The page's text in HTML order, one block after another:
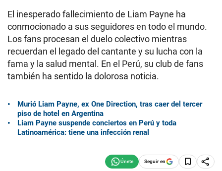
El inesperado fallecimiento de Liam Payne ha
conmocionado a sus seguidores en todo el mundo.
Los fans procesan el duelo colectivo mientras
recuerdan el legado del cantante y su lucha con la
fama y la salud mental. En el Perú, su club de fans
también ha sentido la dolorosa noticia.
Murió Liam Payne, ex One Direction, tras caer del tercer
piso de hotel en Argentina
Liam Payne suspende conciertos en Perú y toda
Latinoamérica: tiene una infección renal
Seguir en